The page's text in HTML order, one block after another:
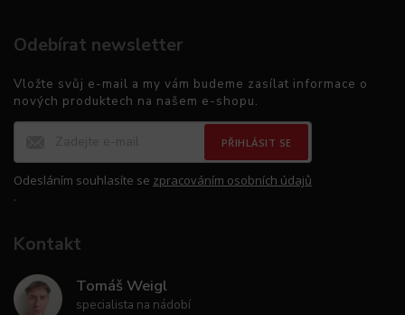
Odebírat newsletter
Vložte svůj e-mail a my vám budeme zasílat informace o
nových produktech na našem e-shopu.
PŘIHLÁSIT SE
Odesláním souhlasíte se zpracováním osobních údajů
.
Kontakt
Tomáš Weigl
specialista na nádobí